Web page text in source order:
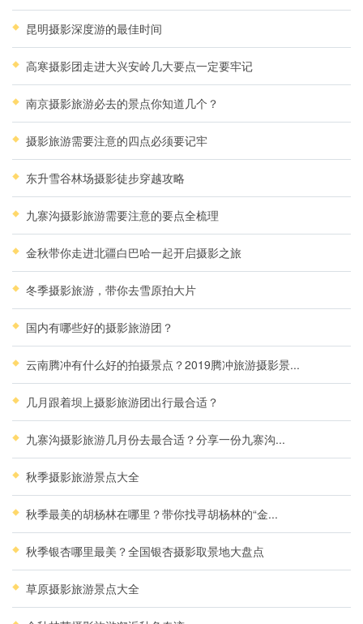
昆明摄影深度游的最佳时间
高寒摄影团走进大兴安岭几大要点一定要牢记
南京摄影旅游必去的景点你知道几个？
摄影旅游需要注意的四点必须要记牢
东升雪谷林场摄影徒步穿越攻略
九寨沟摄影旅游需要注意的要点全梳理
金秋带你走进北疆白巴哈一起开启摄影之旅
冬季摄影旅游，带你去雪原拍大片
国内有哪些好的摄影旅游团？
云南腾冲有什么好的拍摄景点？2019腾冲旅游摄影景...
几月跟着坝上摄影旅游团出行最合适？
九寨沟摄影旅游几月份去最合适？分享一份九寨沟...
秋季摄影旅游景点大全
秋季最美的胡杨林在哪里？带你找寻胡杨林的“金...
秋季银杏哪里最美？全国银杏摄影取景地大盘点
草原摄影旅游景点大全